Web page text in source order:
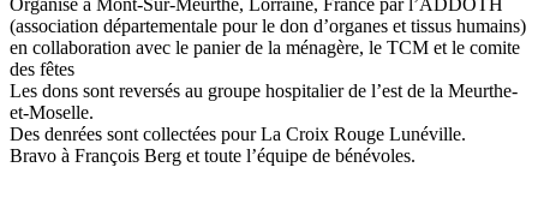
(association départementale pour le don d’organes et tissus humains)
en collaboration avec le panier de la ménagère, le TCM et le comite
des fêtes
Les dons sont reversés au groupe hospitalier de l’est de la Meurthe-
et-Moselle.
Des denrées sont collectées pour La Croix Rouge Lunéville.
Bravo à François Berg et toute l’équipe de bénévoles.